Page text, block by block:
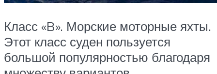
Класс «B». Морские моторные яхты.
Этот класс суден пользуется
большой популярностью благодаря